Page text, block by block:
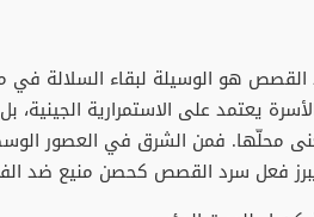
هو الوسيلة لبقاء السلالة في
يعتمد على الاستمرارية
محلّها. فمن الشرق في العصور
يبرز فعل سرد القصص كحصن منيع ضد